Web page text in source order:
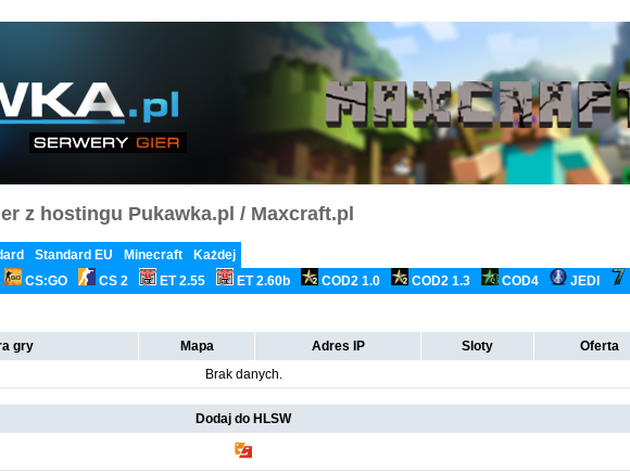
z hostingu Pukawka.pl / Maxcraft.pl
Standard EU Minecraft
Każdej
CS:GO
CS 2 ET 2.55 ET 2.60b COD2 1.0 COD2 1.3 COD4 JEDI
gry Mapa Adres IP Sloty Oferta
Brak danych.
Dodaj do HLSW